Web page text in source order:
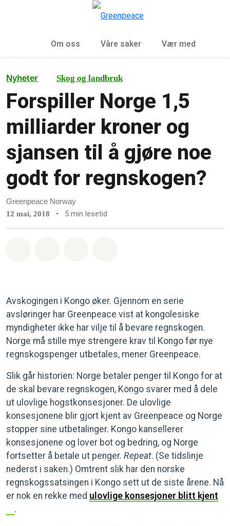
Om oss Våre saker Vær med
Nyheter Skog og landbruk
Forspiller Norge 1,5
milliarder kroner og
sjansen til å gjøre noe
godt for regnskogen?
Greenpeace Norway
12 mai, 2018 • 5 min lesetid
Avskogingen i Kongo øker. Gjennom en serie
avsløringer har Greenpeace vist at kongolesiske
myndigheter ikke har vilje til å bevare regnskogen.
Norge må stille mye strengere krav til Kongo før nye
regnskogspenger utbetales, mener Greenpeace.
Slik går historien: Norge betaler penger til Kongo for at
de skal bevare regnskogen, Kongo svarer med å dele
ut ulovlige hogstkonsesjoner. De ulovlige
konsesjonene blir gjort kjent av Greenpeace og Norge
stopper sine utbetalinger. Kongo kansellerer
konsesjonene og lover bot og bedring, og Norge
fortsetter å betale ut penger. Repeat. (Se tidslinje
nederst i saken.) Omtrent slik har den norske
regnskogssatsingen i Kongo sett ut de siste årene. Nå
er nok en rekke med ulovlige konsesjoner blitt kjent
.